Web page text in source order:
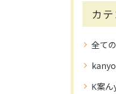
カ
全て
K案ん